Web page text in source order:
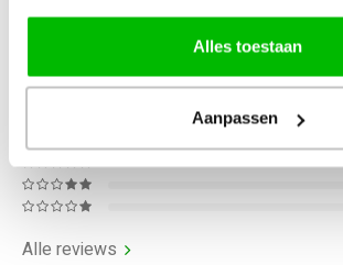
Alles toestaan
Aanpassen
0STERREN OP BASIS VAN0
BEOORDELINGEN
0Reviews
Alle reviews